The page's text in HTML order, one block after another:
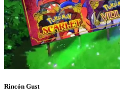
Rincón Gust